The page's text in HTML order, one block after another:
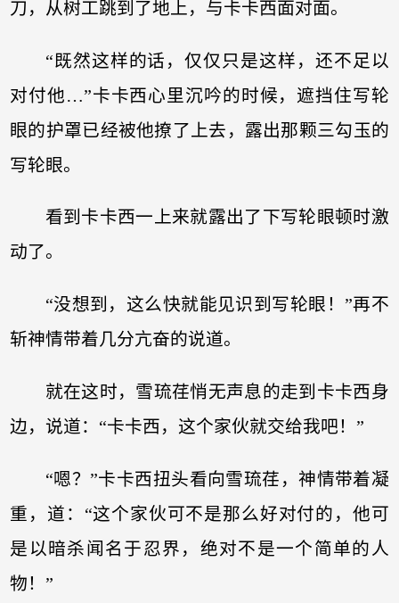
刀，从树工跳到了地上，与卡卡西面对面。
“既然这样的话，仅仅只是这样，还不足以
对付他…”卡卡西心里沉吟的时候，遮挡住写轮
眼的护罩已经被他撩了上去，露出那颗三勾玉的
写轮眼。
看到卡卡西一上来就露出了下写轮眼顿时激
动了。
“没想到，这么快就能见识到写轮眼！”再不
斩神情带着几分亢奋的说道。
就在这时，雪琉荏悄无声息的走到卡卡西身
边，说道：“卡卡西，这个家伙就交给我吧！”
“嗯？”卡卡西扭头看向雪琉荏，神情带着凝
重，道：“这个家伙可不是那么好对付的，他可
是以暗杀闻名于忍界，绝对不是一个简单的人
物！”